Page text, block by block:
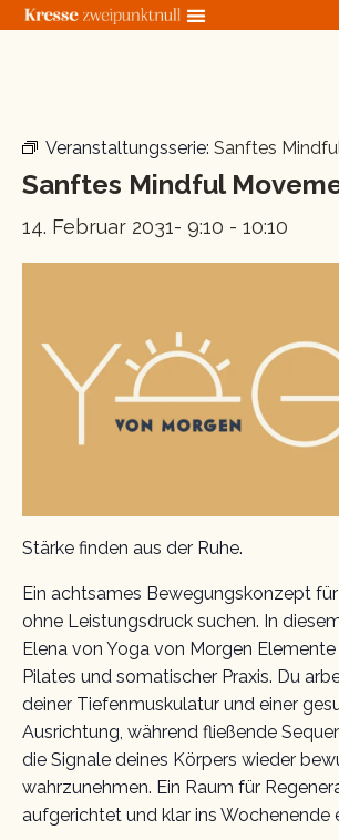
Zum
Veranstaltungsserie: Sanftes
Sanftes Mindful
14. Februar 2031- 9:10 - 10:10
Stärke finden aus der Ruhe.
Ein achtsames Bewegungskonzept
ohne Leistungsdruck suchen. In
Elena von Yoga von Morgen Elemente
Pilates und somatischer Praxis. Du
deiner Tiefenmuskulatur und einer
Ausrichtung, während fließende
die Signale deines Körpers wieder
wahrzunehmen. Ein Raum für
aufgerichtet und klar ins Wochenende